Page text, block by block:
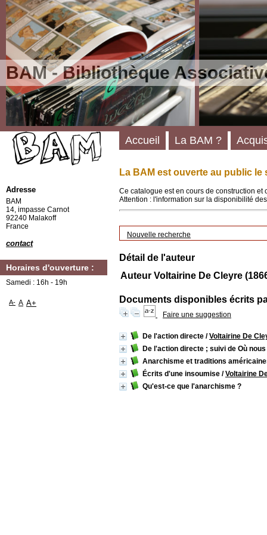
BAM - Bibliothèque
La BAM est ouverte au public le
Ce catalogue est en cours de construction
Attention : l'information sur la disponibilité
Nouvelle recherche
Détail de l'auteur
Auteur Voltairine De Cleyre
Documents disponibles écrits
Faire une suggestion
De l'action directe /Voltairine De
De l'action directe ; suivi de Où
Anarchisme et traditions
Écrits d'une insoumise /Voltairine
Qu'est-ce que l'anarchisme ?
Accueil La BAM ?
Adresse
BAM
14, impasse Carnot
92240 Malakoff
France
contact
Horaires d'ouverture :
Samedi : 16h - 19h
A- A A+